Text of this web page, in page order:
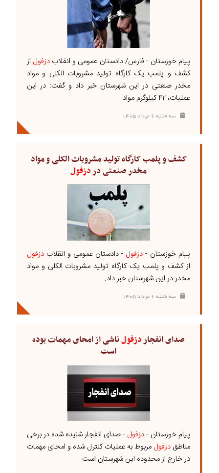
پیام خوزستان - فارس/ دادستان عمومی و انقلاب دزفول از
کشف و پلمب یک کارگاه تولید مشروبات الکلی و مواد
مخدر صنعتی در این شهرستان خبر داد و گفت: در این
عملیات، ۴۲ کیلوگرم مواد ...
سه شنبه ۶ مرداد ۱۴۰۵
کشف و پلمب کارگاه تولید مشروبات الکلی و مواد
مخدر صنعتی دردزفول
پیام خوزستان - دزفول - دادستان عمومی و انقلاب دزفول
از کشف و پلمب یک کارگاه تولید مشروبات الکلی و مواد
مخدر در این شهرستان خبر داد.
سه شنبه ۶ مرداد ۱۴۰۵
صدای انفجاردزفولناشی از امحای مهمات بوده
است
پیام خوزستان -دزفول - صدای انفجار شنیده شده در برخی
مناطق دزفول مربوط به عملیات کنترل شده و امحای مهمات
در خارج از محدوده این شهرستان است.